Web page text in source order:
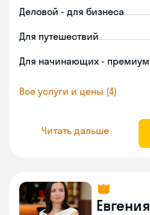
Деловой - для бизнеса
Для путешествий
Для начинающих - премиум
Все услуги и цены (4)
Читать дальше
Евгения